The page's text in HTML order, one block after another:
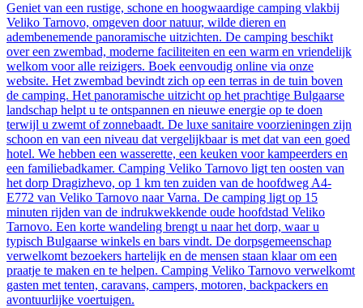
Geniet van een rustige, schone en hoogwaardige camping vlakbij
Veliko Tarnovo, omgeven door natuur, wilde dieren en
adembenemende panoramische uitzichten. De camping beschikt
over een zwembad, moderne faciliteiten en een warm en vriendelijk
welkom voor alle reizigers. Boek eenvoudig online via onze
website. Het zwembad bevindt zich op een terras in de tuin boven
de camping. Het panoramische uitzicht op het prachtige Bulgaarse
landschap helpt u te ontspannen en nieuwe energie op te doen
terwijl u zwemt of zonnebaadt. De luxe sanitaire voorzieningen zijn
schoon en van een niveau dat vergelijkbaar is met dat van een goed
hotel. We hebben een wasserette, een keuken voor kampeerders en
een familiebadkamer. Camping Veliko Tarnovo ligt ten oosten van
het dorp Dragizhevo, op 1 km ten zuiden van de hoofdweg A4-
E772 van Veliko Tarnovo naar Varna. De camping ligt op 15
minuten rijden van de indrukwekkende oude hoofdstad Veliko
Tarnovo. Een korte wandeling brengt u naar het dorp, waar u
typisch Bulgaarse winkels en bars vindt. De dorpsgemeenschap
verwelkomt bezoekers hartelijk en de mensen staan klaar om een
praatje te maken en te helpen. Camping Veliko Tarnovo verwelkomt
gasten met tenten, caravans, campers, motoren, backpackers en
avontuurlijke voertuigen.